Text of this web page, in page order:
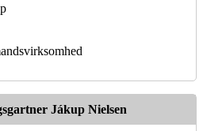
Jákup Nielsen